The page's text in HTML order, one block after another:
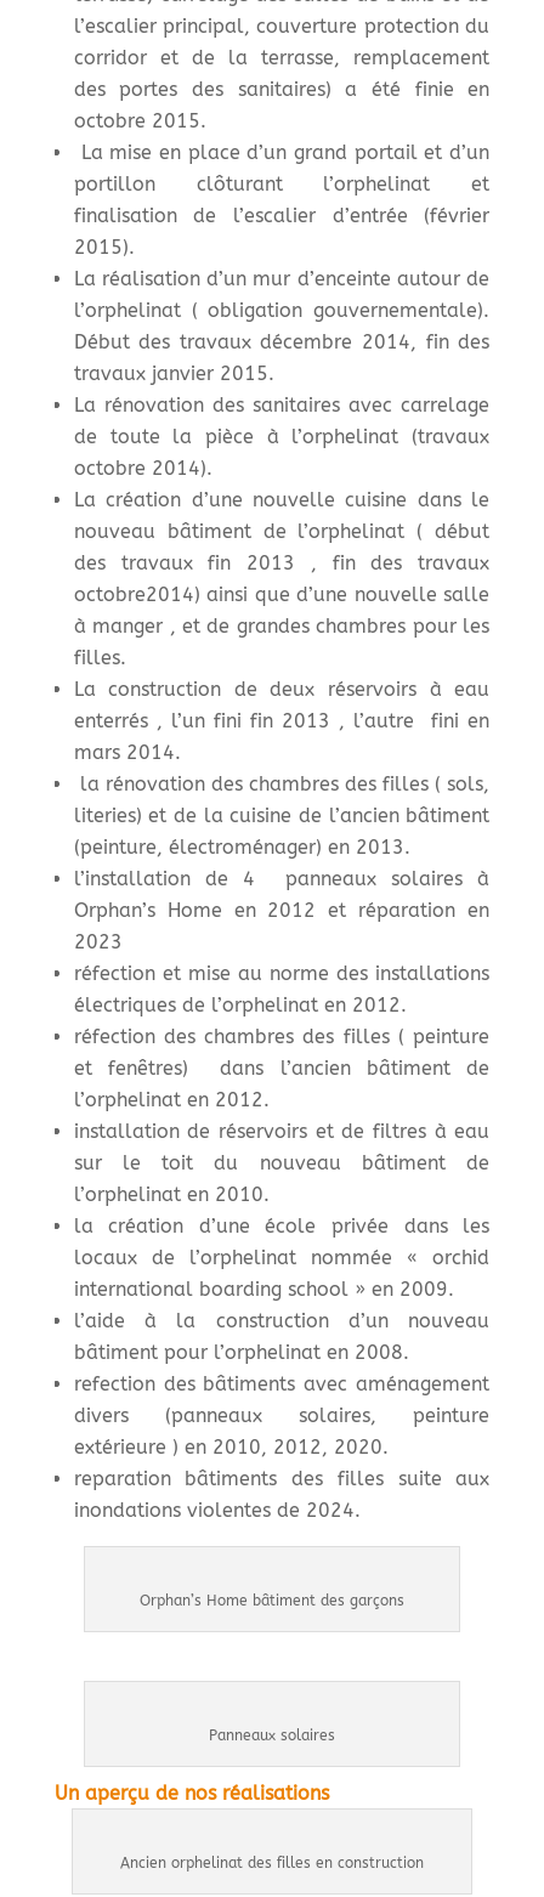
l’escalier principal, couverture protection du
corridor et de la terrasse, remplacement
des portes des sanitaires) a été finie en
octobre 2015.
La mise en place d’un grand portail et d’un
portillon clôturant l’orphelinat et
finalisation de l’escalier d’entrée (février
2015).
La réalisation d’un mur d’enceinte autour de
l’orphelinat ( obligation gouvernementale).
Début des travaux décembre 2014, fin des
travaux janvier 2015.
La rénovation des sanitaires avec carrelage
de toute la pièce à l’orphelinat (travaux
octobre 2014).
La création d’une nouvelle cuisine dans le
nouveau bâtiment de l’orphelinat ( début
des travaux fin 2013 , fin des travaux
octobre2014) ainsi que d’une nouvelle salle
à manger , et de grandes chambres pour les
filles.
La construction de deux réservoirs à eau
enterrés , l’un fini fin 2013 , l’autre fini en
mars 2014.
la rénovation des chambres des filles ( sols,
literies) et de la cuisine de l’ancien bâtiment
(peinture, électroménager) en 2013.
l’installation de 4 panneaux solaires à
Orphan’s Home en 2012 et réparation en
2023
réfection et mise au norme des installations
électriques de l’orphelinat en 2012.
réfection des chambres des filles ( peinture
et fenêtres) dans l’ancien bâtiment de
l’orphelinat en 2012.
installation de réservoirs et de filtres à eau
sur le toit du nouveau bâtiment de
l’orphelinat en 2010.
la création d’une école privée dans les
locaux de l’orphelinat nommée « orchid
international boarding school » en 2009.
l’aide à la construction d’un nouveau
bâtiment pour l’orphelinat en 2008.
refection des bâtiments avec aménagement
divers (panneaux solaires, peinture
extérieure ) en 2010, 2012, 2020.
reparation bâtiments des filles suite aux
inondations violentes de 2024.
Orphan’s Home bâtiment des garçons
Panneaux solaires
Un aperçu de nos réalisations
Ancien orphelinat des filles en construction